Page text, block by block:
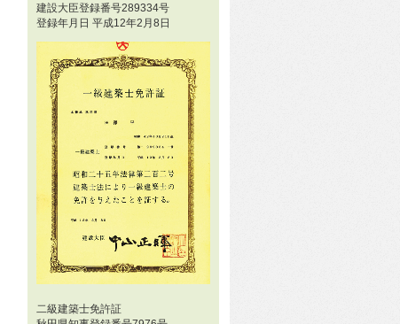
建設大臣登録番号289334号
登録年月日 平成12年2月8日
二級建築士免許証